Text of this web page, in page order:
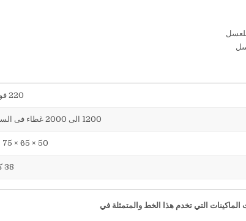
220 فولت
1200 الى 2000 غطاء فى الساعة
50 × 65 × 75 سم
38 كجم
التي تخدم هذا الخط والمتمثلة في